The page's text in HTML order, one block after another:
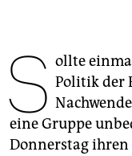
genossenschaft
epaper login
S ollte
Politik der
eine Gruppe
Donnerstag ihren